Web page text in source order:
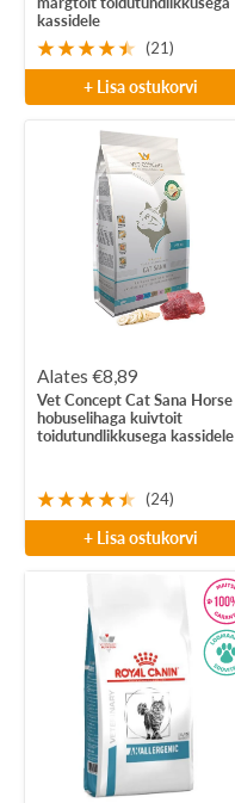
kassidele
(21)
+ Lisa ostukorvi
Soodushind
Alates €8,89
Vet Concept Cat Sana Horse
hobuselihaga kuivtoit
toidutundlikkusega kassidele
(24)
+ Lisa ostukorvi